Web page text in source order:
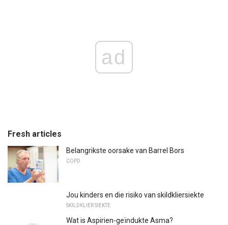
ad
Fresh articles
Belangrikste oorsake van Barrel Bors
COPD
Jou kinders en die risiko van skildkliersiekte
SKILDKLIER SIEKTE
Wat is Aspirien-geïndukte Asma?